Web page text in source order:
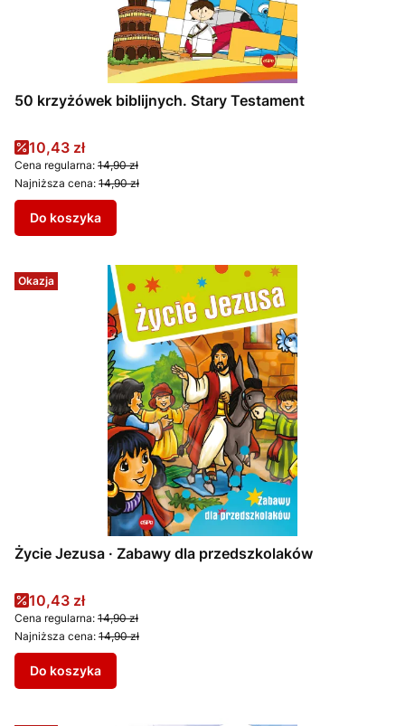
50 krzyżówek biblijnych. Stary Testament
Cena promocyjna
10,43 zł
Cena regularna: 14,90 zł
Najniższa cena: 14,90 zł
Do koszyka
Okazja
Życie Jezusa · Zabawy dla przedszkolaków
Cena promocyjna
10,43 zł
Cena regularna: 14,90 zł
Najniższa cena: 14,90 zł
Do koszyka